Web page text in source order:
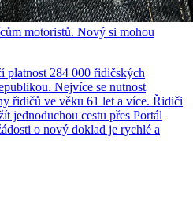
motoristů. Nový si mohou
platnost 284 000 řidičských
Nejvíce se nutnost
řidičů ve věku 61 let a více. Řidiči
jednoduchou cestu přes Portál
o nový doklad je rychlé a